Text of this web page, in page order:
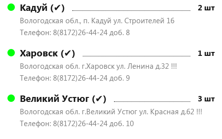
Кадуй (✔) 2 шт
Вологодская обл., п. Кадуй ул. Строителей 16
Телефон: 8(8172)26-44-24 доб. 8
Харовск (✔) 1 шт
Вологодская обл. г.Харовск ул. Ленина д.32 !!!
Телефон: 8(8172)26-44-24 доб. 9
Великий Устюг (✔) 3 шт
Вологодская обл. г.Великий Устюг ул. Красная д.62 !!!
Телефон: 8(8172)26-44-24 доб. 10